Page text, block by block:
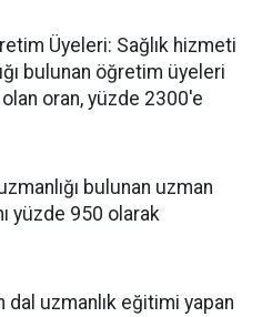
Üyeleri: Sağlık hizmeti
bulunan öğretim üyeleri
oran, yüzde 2300'e
bulunan uzman
yüzde 950 olarak
dal uzmanlık eğitimi yapan